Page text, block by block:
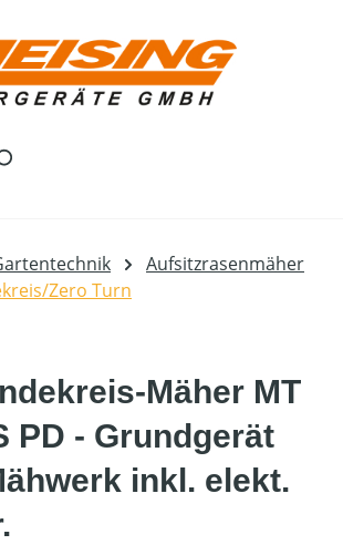
Aufsitzrasenmäher
Zero Turn
Mäher MT
PD - Grundgerät
inkl. elekt.